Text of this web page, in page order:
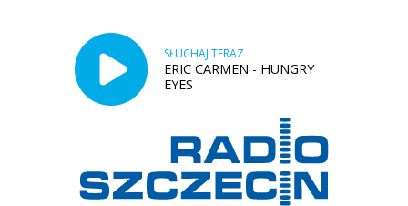
SŁUCHAJ TERAZ
ERIC CARMEN - HUNGRY
EYES